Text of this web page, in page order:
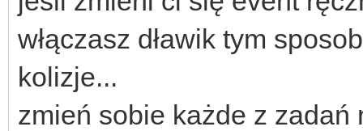
włączasz dławik tym
kolizje...
zmień sobie każde z